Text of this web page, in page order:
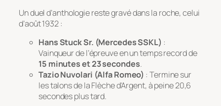
Un duel d’anthologie reste gravé dans la roche, celui
d’août 1932 :
Hans Stuck Sr. (Mercedes SSKL) :
Vainqueur de l’épreuve en un temps record de
15 minutes et 23 secondes.
Tazio Nuvolari (Alfa Romeo) : Termine sur
les talons de la Flèche d’Argent, à peine 20,6
secondes plus tard.